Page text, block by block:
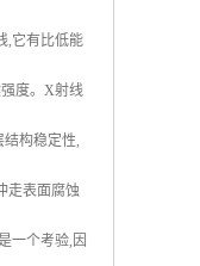
,它有比低能
度。X射线
构稳定性,
走表面腐蚀
一个考验,因